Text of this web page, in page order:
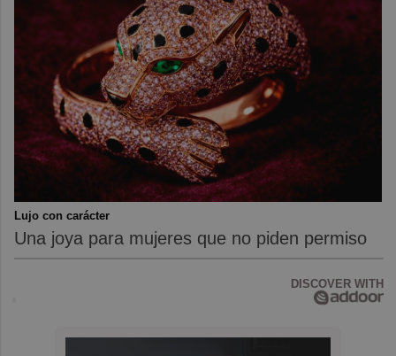
Lujo con carácter
Una joya para mujeres que no piden permiso
DISCOVER WITH